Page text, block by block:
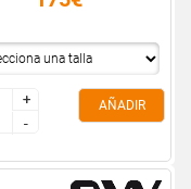
+
-
+
-
AÑADIR